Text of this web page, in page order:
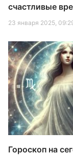
счастливые
23 января 2025,
Гороскоп на